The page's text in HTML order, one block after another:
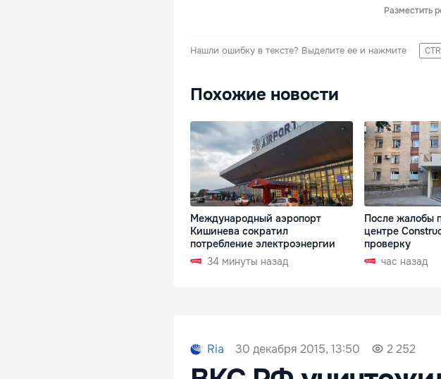
Разместить
Нашли ошибку в тексте? Выделите ее и нажмите
Похожие новости
Международный аэропорт
Кишинева сократил
потребление электроэнергии
34 минуты назад
После жалобы
центре
проверку
час назад
Ria 30 декабря 2015, 13:50 2 252